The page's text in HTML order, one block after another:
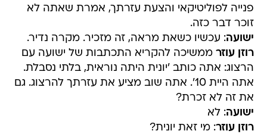
פנייה לפוליטיקאי והצעת עזרתך, אמרת שאתה לא
זוכר דבר כזה.
ישועה: עכשיו כשאת מראה, זה מזכיר. מקרה נדיר.
רוזן עוזר ממשיכה להקריא התכתבות של ישועה עם
הרצוג: אתה כותב 'יונית היתה נוראית, בלתי נסבלת.
אתה היית 10'. אתה שוב מציע את עזרתך להרצוג. גם
את זה לא זכרת?
ישועה: לא
רוזן עוזר: מי זאת יונית?